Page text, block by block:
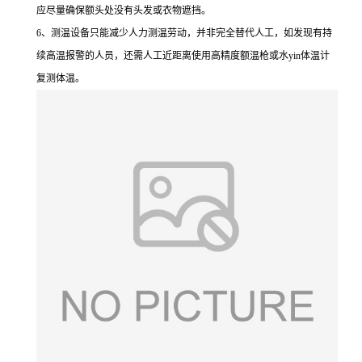
应尽量确保额头处没有头发或衣物遮挡。
6、测温设备只能减少人力测温劳动，并非完全替代人工，如发现有持
续高温报警的人员，还需人工近距离使用高精度额温枪或水yin体温计
复测体温。